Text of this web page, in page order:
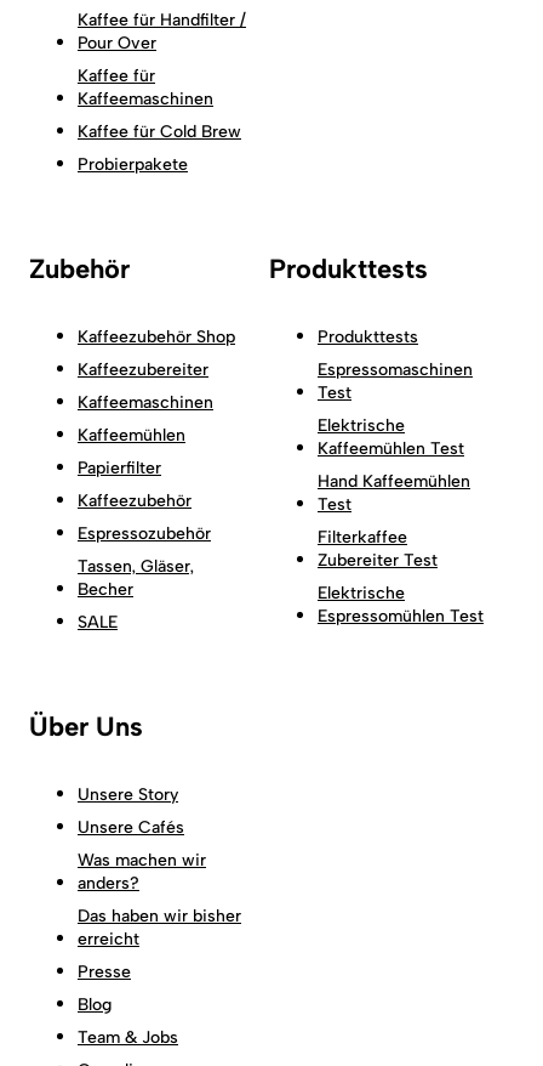
Kaffee für Handfilter /
Pour Over
Kaffee für
Kaffeemaschinen
Kaffee für Cold Brew
Probierpakete
Zubehör
Kaffeezubehör Shop
Kaffeezubereiter
Kaffeemaschinen
Kaffeemühlen
Papierfilter
Kaffeezubehör
Espressozubehör
Tassen, Gläser,
Becher
SALE
Produkttests
Produkttests
Espressomaschinen
Test
Elektrische
Kaffeemühlen Test
Hand Kaffeemühlen
Test
Filterkaffee
Zubereiter Test
Elektrische
Espressomühlen Test
Über Uns
Unsere Story
Unsere Cafés
Was machen wir
anders?
Das haben wir bisher
erreicht
Presse
Blog
Team & Jobs